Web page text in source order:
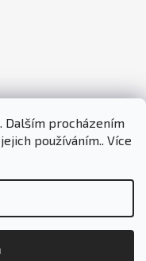
Dalším procházením
používáním.. Více
práva vyhrazena.